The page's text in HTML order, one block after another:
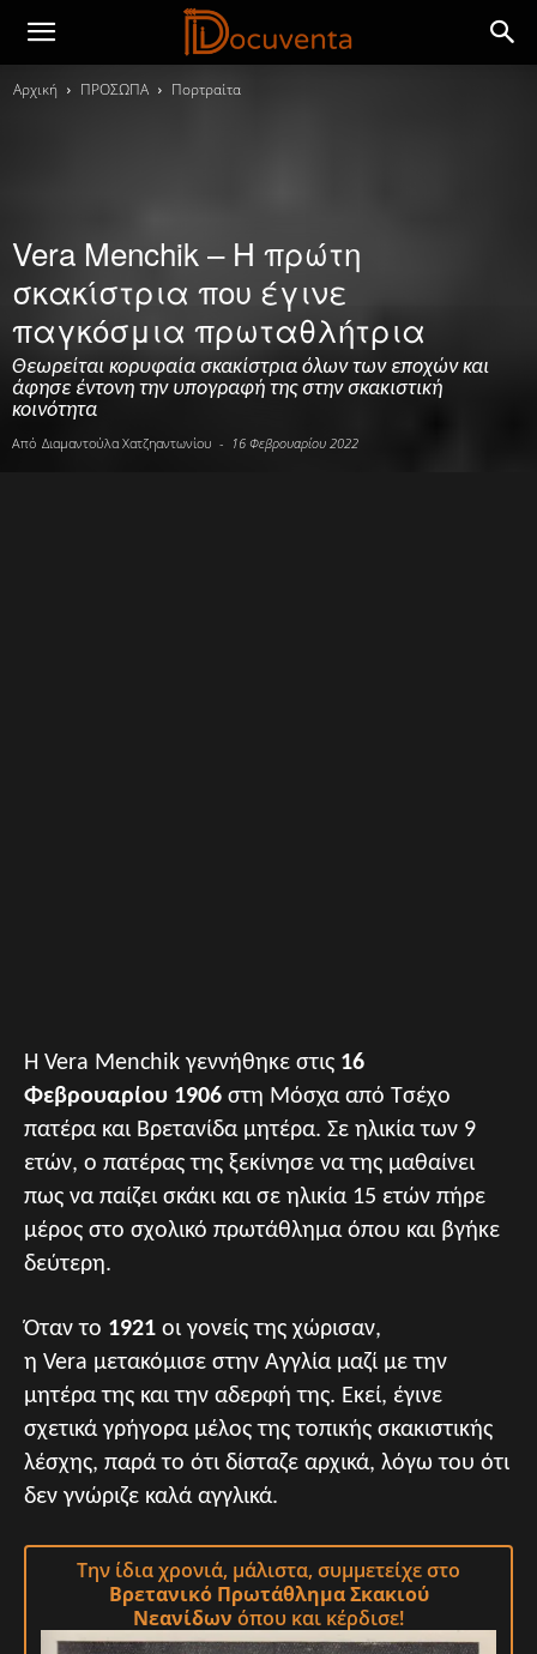
Αρχική ΠΡΟΣΩΠΑ Πορτραίτα
Vera Menchik – Η πρώτη
σκακίστρια που έγινε
παγκόσμια πρωταθλήτρια
Θεωρείται κορυφαία σκακίστρια όλων των εποχών και
άφησε έντονη την υπογραφή της στην σκακιστική
κοινότητα
Από Διαμαντούλα Χατζηαντωνίου - 16 Φεβρουαρίου 2022
Η Vera Menchik γεννήθηκε στις 16
Φεβρουαρίου 1906 στη Μόσχα από Τσέχο
πατέρα και Βρετανίδα μητέρα. Σε ηλικία των 9
ετών, ο πατέρας της ξεκίνησε να της μαθαίνει
πως να παίζει σκάκι και σε ηλικία 15 ετών πήρε
μέρος στο σχολικό πρωτάθλημα όπου και βγήκε
δεύτερη.
Όταν το 1921 οι γονείς της χώρισαν,
η Vera μετακόμισε στην Αγγλία μαζί με την
μητέρα της και την αδερφή της. Εκεί, έγινε
σχετικά γρήγορα μέλος της τοπικής σκακιστικής
λέσχης, παρά το ότι δίσταζε αρχικά, λόγω του ότι
δεν γνώριζε καλά αγγλικά.
Την ίδια χρονιά, μάλιστα, συμμετείχε στο
Βρετανικό Πρωτάθλημα Σκακιού
Νεανίδων όπου και κέρδισε!